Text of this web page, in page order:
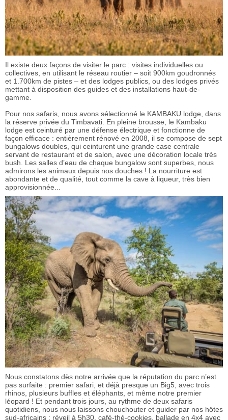
Il existe deux façons de visiter le parc : visites individuelles ou
collectives, en utilisant le réseau routier – soit 900km goudronnés
et 1.700km de pistes – et des lodges publics, ou des lodges privés
mettant à disposition des guides et des installations haut-de-
gamme.
Pour nos safaris, nous avons sélectionné le KAMBAKU lodge, dans
la réserve privée du Timbavati. En pleine brousse, le Kambaku
lodge est ceinturé par une défense électrique et fonctionne de
façon efficace : entièrement rénové en 2008, il se compose de sept
bungalows doubles, qui ceinturent une grande case centrale
servant de restaurant et de salon, avec une décoration locale très
bush. Les salles d’eau de chaque bungalow sont superbes, nous
admirons les animaux depuis nos douches ! La nourriture est
abondante et de qualité, tout comme la cave à liqueur, très bien
approvisionnée...
Nous constatons dès notre arrivée que la réputation du parc n’est
pas surfaite : premier safari, et déjà presque un Big5, avec trois
rhinos, plusieurs buffles et éléphants, et même notre premier
léopard ! Et pendant trois jours, au rythme de deux safaris
quotidiens, nous nous laissons chouchouter et guider par nos hôtes
sud-africains : réveil à 5h30, café-thé-cookies, ballade en 4x4 avec